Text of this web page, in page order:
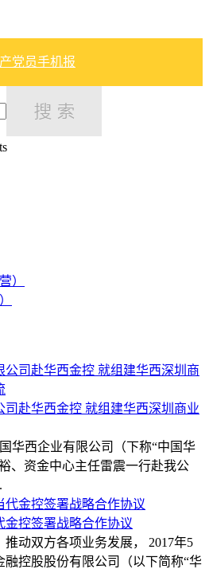
党员手机报
司赴华西金控 就组建华西深圳商业
华西企业有限公司（下称“中国华
、资金中心主任雷震一行赴我公
金控签署战略合作协议
动双方各项业务发展， 2017年5
融控股股份有限公司（以下简称“华